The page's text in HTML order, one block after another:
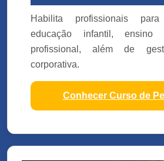
Habilita profissionais
educação infantil, ensino
profissional, além de
corporativa.
Conhecer Curso de